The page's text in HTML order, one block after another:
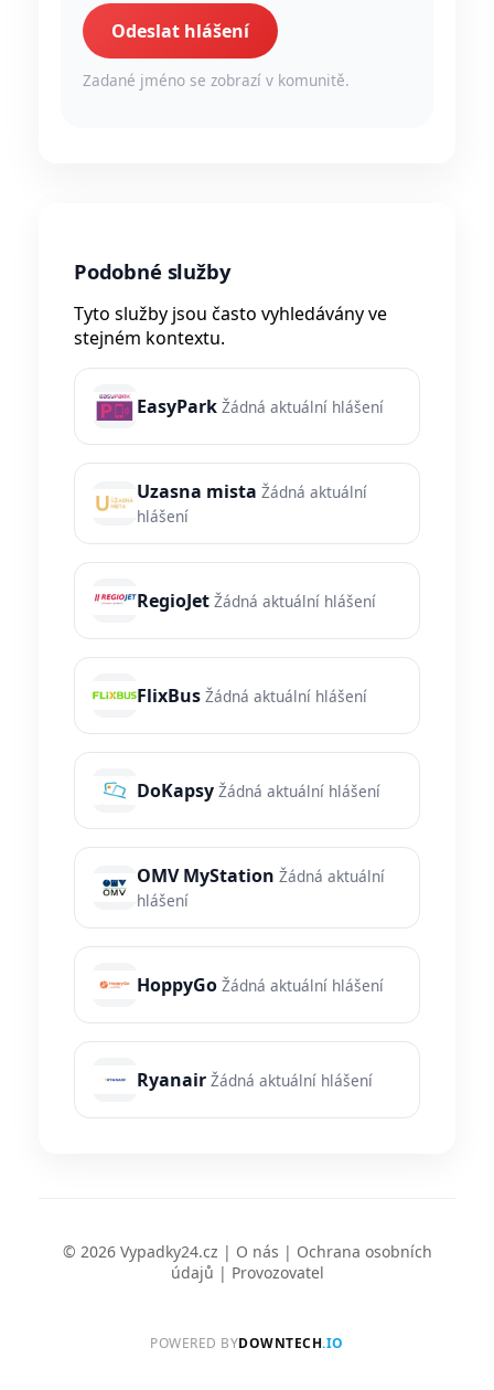
Odeslat hlášení
Zadané jméno se zobrazí v komunitě.
Podobné služby
Tyto služby jsou často vyhledávány ve
stejném kontextu.
EasyPark Žádná aktuální hlášení
Uzasna mista Žádná aktuální
hlášení
RegioJet Žádná aktuální hlášení
FlixBus Žádná aktuální hlášení
DoKapsy Žádná aktuální hlášení
OMV MyStation Žádná aktuální
hlášení
HoppyGo Žádná aktuální hlášení
Ryanair Žádná aktuální hlášení
© 2026 Vypadky24.cz | O nás | Ochrana osobních
údajů | Provozovatel
POWERED BYDOWNTECH.IO